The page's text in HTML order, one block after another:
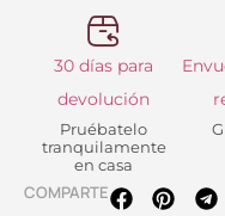
30 días para
devolución
Pruébatelo
tranquilamente
en casa
COMPARTE